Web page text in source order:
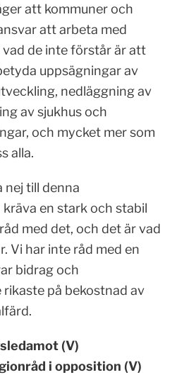
att kommuner och
att arbeta med
de inte förstår är att
uppsägningar av
nedläggning av
av sjukhus och
och mycket mer som
alla.
nej till denna
en stark och stabil
med det, och det är vad
Vi har inte råd med en
bidrag och
på bekostnad av
(V)
i opposition (V)